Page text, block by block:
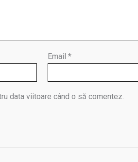
Email*
data viitoare când o să comentez.